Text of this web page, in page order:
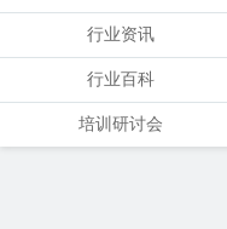
行业资讯
行业百科
培训研讨会